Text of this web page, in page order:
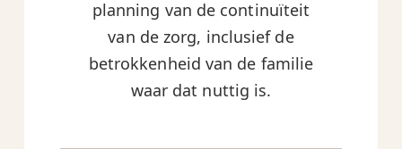
planning van de continuïteit
van de zorg, inclusief de
betrokkenheid van de familie
waar dat nuttig is.